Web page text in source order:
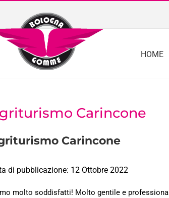
HOME
Carincone
Carincone
di pubblicazione: 12 Ottobre 2022
molto soddisfatti! Molto gentile e